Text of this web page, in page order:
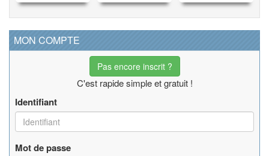
MON COMPTE
Pas encore inscrit ?
C'est rapide simple et gratuit !
Identifiant
Mot de passe